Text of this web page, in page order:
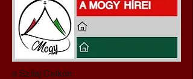
Darai Lajos:
a Szilaj Csikón